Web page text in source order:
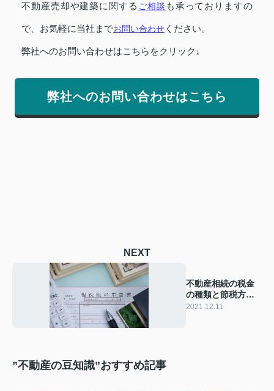
不動産売却や建築に関する ご相談 も承っておりますの
で、お気軽に当社までお問い合わせ ください。
弊社へのお問い合わせはこちらをクリック↓
弊社へのお問い合わせはこちら
NEXT
不動産相続の税金
の種類と節税方法
をご紹介
2021.12.11
”不動産の豆知識”おすすめ記事